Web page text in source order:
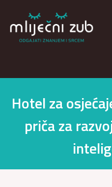
Hotel za
priča za